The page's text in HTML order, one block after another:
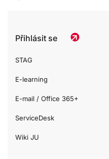
Přihlásit se
STAG
E-learning
E-mail / Office 365+
ServiceDesk
Wiki JU